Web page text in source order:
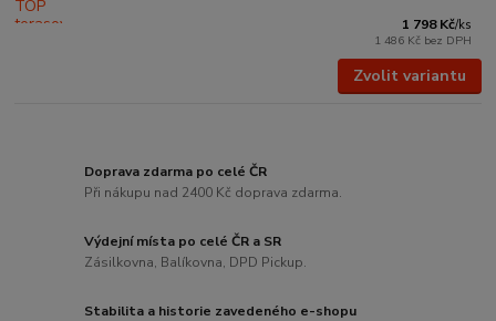
1 798 Kč/ks
1 486 Kč bez DPH
Zvolit variantu
Doprava zdarma po celé ČR
Při nákupu nad 2400 Kč doprava zdarma.
Výdejní místa po celé ČR a SR
Zásilkovna, Balíkovna, DPD Pickup.
Stabilita a historie zavedeného e-shopu